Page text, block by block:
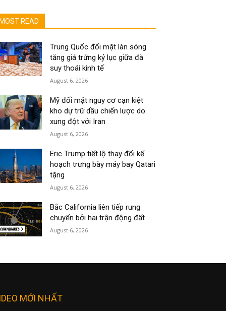
MOST READ
Trung Quốc đối mặt làn sóng
tăng giá trứng kỷ lục giữa đà
suy thoái kinh tế
August 6, 2026
Mỹ đối mặt nguy cơ cạn kiệt
kho dự trữ dầu chiến lược do
xung đột với Iran
August 6, 2026
Eric Trump tiết lộ thay đổi kế
hoạch trưng bày máy bay Qatari
tặng
August 6, 2026
Bắc California liên tiếp rung
chuyển bởi hai trận động đất
August 6, 2026
MỚI NHẤT